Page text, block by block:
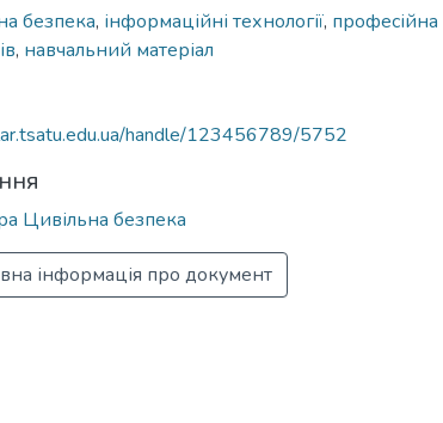
безпека, інформаційні технології, професійна
, навчальний матеріал
handle/123456789/5752
Цивільна безпека
інформація про документ